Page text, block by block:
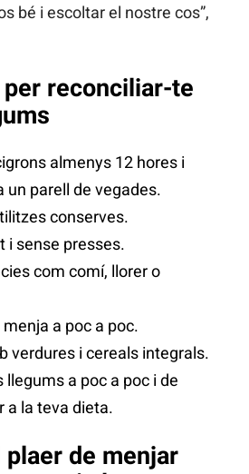
bé i escoltar el nostre cos”,
reconciliar-te
almenys 12 hores i
un parell de vegades.
conserves.
i sense presses.
com comí, llorer o
a poc a poc.
verdures i cereals integrals.
llegums a poc a poc i de
a la teva dieta.
plaer de menjar